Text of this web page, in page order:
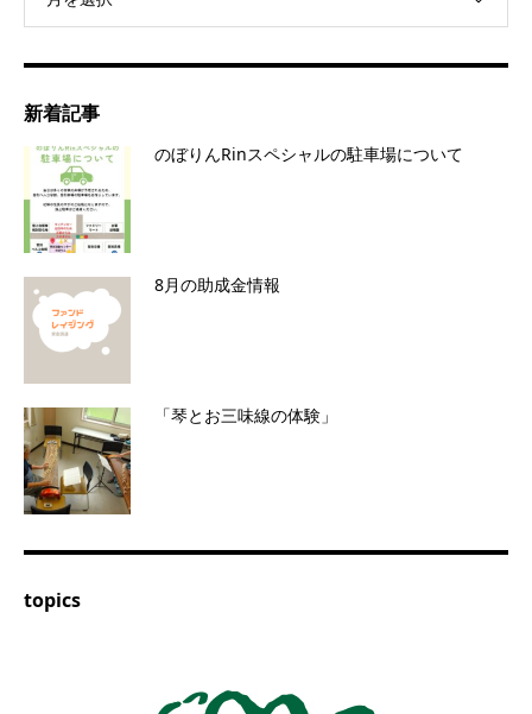
新着記事
のぼりんRinスペシャルの駐車場について
8月の助成金情報
「琴とお三味線の体験」
topics